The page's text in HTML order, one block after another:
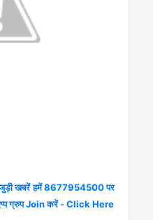
जुड़ी खबरें हमें 8677954500 पर
ग्रुप Join करें - Click Here